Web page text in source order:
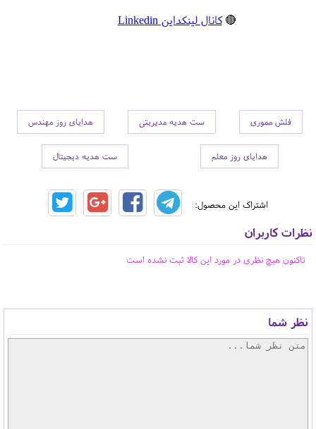
🔴 کانال لینکداین Linkedin
فلش مموری ست هدیه مدیریتی هدایای روز مهندس
هدایای روز معلم ست هدیه دیجیتال
اشتراک این محصول:
نظرات کاربران
تاکنون هیچ نظری در مورد این کالا ثبت نشده است
نظر شما